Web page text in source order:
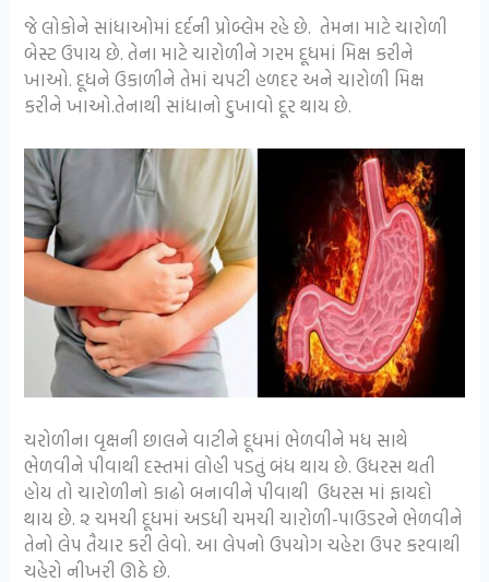
જે લોકોને સાંધાઓમાં દર્દની પ્રોબ્લેમ રહે છે. તેમના માટે ચારોળી
બેસ્ટ ઉપાય છે. તેના માટે ચારોળીને ગરમ દૂધમાં મિક્ષ કરીને
ખાઓ. દૂધને ઉકાળીને તેમાં ચપટી હળદર અને ચારોળી મિક્ષ
કરીને ખાઓ.તેનાથી સાંધાનો દુખાવો દૂર થાય છે.
ચરોળીના વૃક્ષની છાલને વાટીને દૂધમાં ભેળવીને મધ સાથે
ભેળવીને પીવાથી દસ્તમાં લોહી પડતું બંધ થાય છે. ઉધરસ થતી
હોય તો ચારોળીનો કાઢો બનાવીને પીવાથી ઉધરસ માં ફાયદો
થાય છે. ૨ ચમચી દૂધમાં અડધી ચમચી ચારોળી-પાઉડરને ભેળવીને
તેનો લેપ તૈયાર કરી લેવો. આ લેપનો ઉપયોગ ચહેરા ઉપર કરવાથી
ચહેરો નીખરી ઊઠે છે.